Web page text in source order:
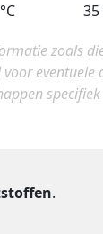
35
zoals
.